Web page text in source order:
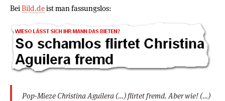
Bei Bild.deist man fassungslos:
Pop-Mieze Christina Aguilera (…) flirtet fremd. Aber wie! (…)